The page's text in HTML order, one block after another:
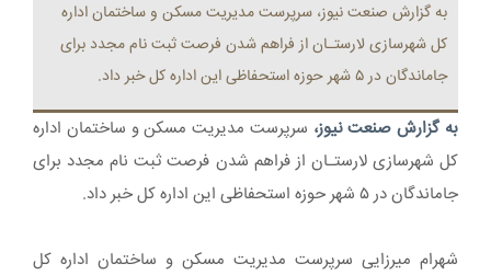
به گزارش صنعت نیوز، سرپرست مدیریت مسکن و ساختمان اداره
کل شهرسازی لارستـان از فراهم شدن فرصت ثبت نام مجدد برای
جاماندگان در ۵ شهر حوزه استحفاظی این اداره کل خبر داد.
به گزارش صنعت نیوز، سرپرست مدیریت مسکن و ساختمان اداره
کل شهرسازی لارستـان از فراهم شدن فرصت ثبت نام مجدد برای
جاماندگان در ۵ شهر حوزه استحفاظی این اداره کل خبر داد.
شهرام میرزایی سرپرست مدیریت مسکن و ساختمان اداره کل